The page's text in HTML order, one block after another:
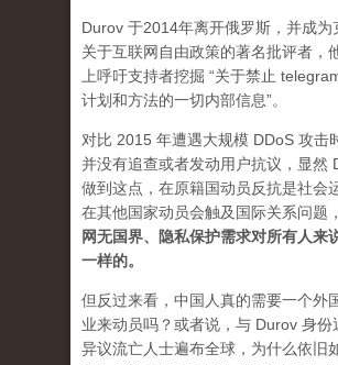
Durov 于2014年离开俄罗斯，并成为
关于互联网自由政策的著名批评者，
上呼吁支持者挖掘 “关于禁止
计划和方法的一切内部信息”。
对比 2015 年遭遇大规模 DDoS 攻击
并没有追查或者发动用户抗议，显然
做到这点，在原籍国动员反抗是社会
在其他国家动员会触及国际关系问题，
网无国界、隐私保护需求对所有人来
一样的。
但反过来看，中国人真的需要一个外
业来动员吗？或者说，与 Durov 身份
异议流亡人士遍布全球，为什么依旧